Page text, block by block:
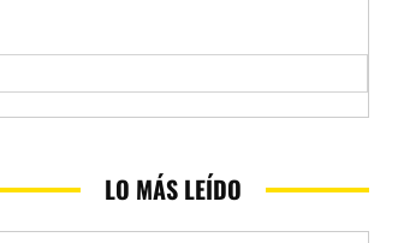
LO MÁS LEÍDO